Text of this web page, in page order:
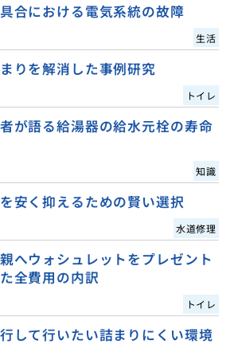
合における電気系統の故障
生活
りを解消した事例研究
トイレ
が語る給湯器の給水元栓の寿命
知識
安く抑えるための賢い選択
水道修理
へウォシュレットをプレゼント
全費用の内訳
トイレ
して行いたい詰まりにくい環境